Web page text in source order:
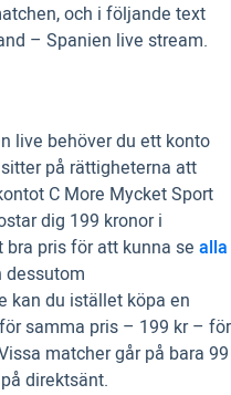
och i följande text
– Spanien live stream.
live behöver du ett konto
på rättigheterna att
C More Mycket Sport
dig 199 kronor i
pris för att kunna se alla
dessutom
kan du istället köpa en
samma pris – 199 kr – för
matcher går på bara 99
direktsänt.